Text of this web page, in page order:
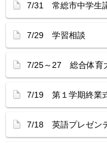
7/31 常総市中学生
7/29 学習相談
7/25～27 総合体
7/19 第１学期終業
7/18 英語プレゼン